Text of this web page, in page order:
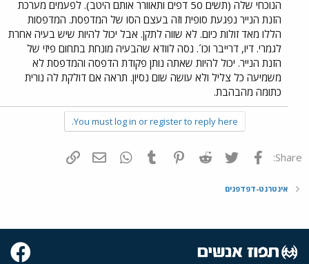
הנוכחי שלה (תשים 50 דפים ותאוורר אותם היטב). לפעמים מערכת
הזנת הנייר נפגעת סופית וזה בעצם הסו של המדפסת. המדפסות
הללו מאד זולות כיום. לא שווה לתקן. אבל יכול להיות שיש בעיה אחרת
לגמרי. דיו, דרייבר וכו´. נסה לוודא שהבעיה מונחת בתחום פיזי של
הזנת הנייר. יכול להיות שאתה נותן פקודת הדפסה והמדפסת לא
משמיעה כל צליל ולא עושה שום נסיון. תראה אם דולקת לה נורית
כתומה מהבהבת.
You must log in or register to reply here.
Share: פייסבוק Twitter
Reddit
Pinterest
Tumblr
WhatsAppדואר אלקטרוני
אינטרנט-דפדפנים